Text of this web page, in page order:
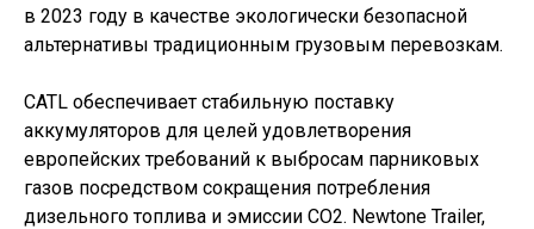
в 2023 году в качестве экологически безопасной
альтернативы традиционным грузовым перевозкам.
CATL обеспечивает стабильную поставку
аккумуляторов для целей удовлетворения
европейских требований к выбросам парниковых
газов посредством сокращения потребления
дизельного топлива и эмиссии CO2. Newtone Trailer,